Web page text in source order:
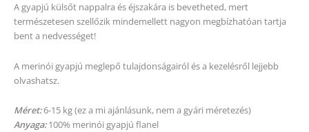
A gyapjú külsőt nappalra és éjszakára is bevetheted, mert
természetesen szellőzik mindemellett nagyon megbízhatóan tartja
bent a nedvességet!
A merinói gyapjú meglepő tulajdonságairól és a kezelésről lejjebb
olvashatsz.
Méret:6-15 kg (ez a mi ajánlásunk, nem a gyári méretezés)
Anyaga: 100% merinói gyapjú flanel